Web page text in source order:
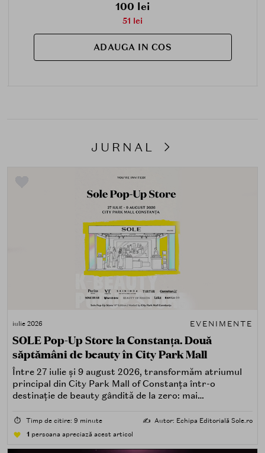
100 lei
51 lei
ADAUGA IN COS
JURNAL
iulie 2026 EVENIMENTE
SOLE Pop-Up Store la Constanța. Două
săptămâni de beauty în City Park Mall
Între 27 iulie și 9 august 2026, transformăm atriumul
principal din City Park Mall of Constanța într-o
destinație de beauty gândită de la zero: mai
care îți place, de fapt, să descoperi produse — testând,
atingând, comparând, întrebând.
⏱️ Timp de citire: 9 minute ✍️ Autor: Echipa Editorială Sole.ro
1 persoana apreciază acest articol